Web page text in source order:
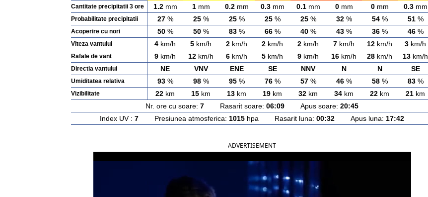
Cantitate precipitatii 3 ore 1.2mm 1mm 0.2mm 0.3mm 0.1mm 0mm 0mm 0.3mm
Probabilitate precipitatii 27% 25% 25% 25% 25% 32% 54% 51%
Acoperire cu nori 50% 50% 83% 66% 40% 43% 36% 46%
Viteza vantului 4 km/h 5 km/h 2 km/h 2 km/h 2 km/h 7 km/h 12 km/h 3 km/h
Rafale de vant 9 km/h 12 km/h 6 km/h 5 km/h 9 km/h 16 km/h 28 km/h 13 km/h
Directia vantului NE VNV ENE SE NNV N N SE
Umiditatea relativa 93% 98% 95% 76% 57% 46% 58% 83%
Vizibilitate 22 km 15 km 13 km 19 km 32 km 34 km 22 km 21 km
Nr. ore cu soare: 7 Rasarit soare: 06:09 Apus soare: 20:45
Index UV : 7 Presiunea atmosferica: 1015 hpa Rasarit luna: 00:32 Apus luna: 17:42
ADVERTISEMENT